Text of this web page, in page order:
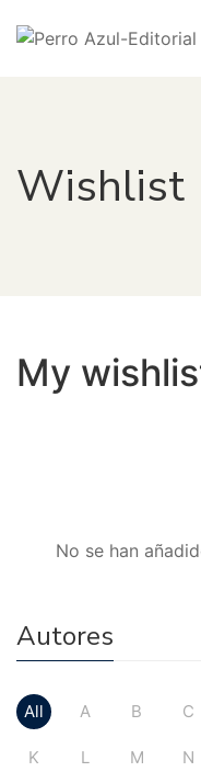
Wishlist
My
No se han
Autores
All A B C
K L M N